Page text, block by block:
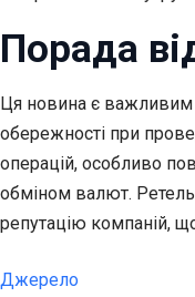
Порада
Ця новина є важливим
обережності при
операцій, особливо
обміном валют.
репутацію компаній,
Джерело